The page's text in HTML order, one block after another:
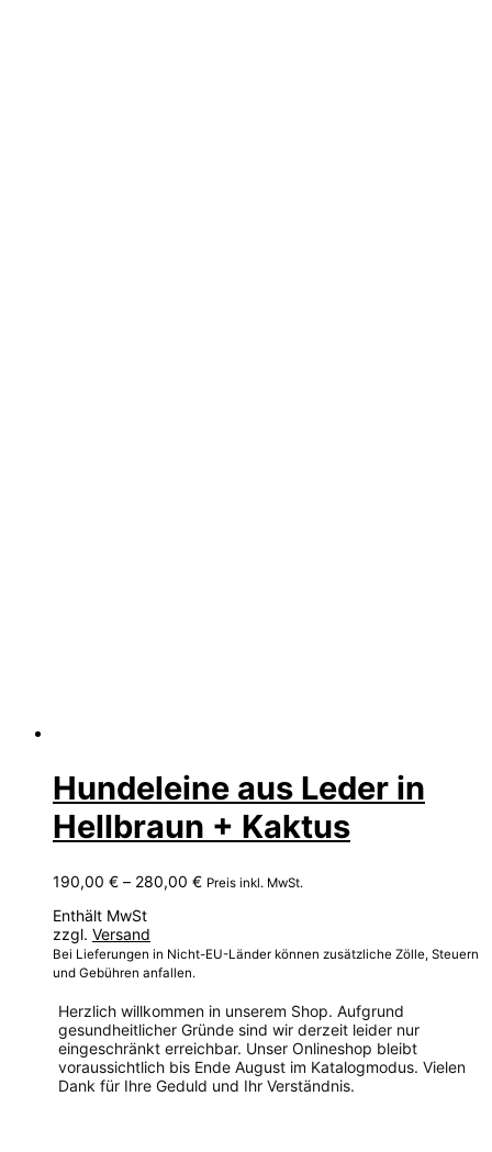
Hundeleine aus Leder in
Hellbraun + Kaktus
190,00 € – 280,00 €Preisspanne:
Preis inkl. MwSt.
Enthält MwSt
zzgl. Versand
Bei Lieferungen in Nicht-EU-Länder können zusätzliche Zölle, Steuern
und Gebühren anfallen.
Herzlich willkommen in unserem Shop. Aufgrund
gesundheitlicher Gründe sind wir derzeit leider nur
eingeschränkt erreichbar. Unser Onlineshop bleibt
voraussichtlich bis Ende August im Katalogmodus. Vielen
Dank für Ihre Geduld und Ihr Verständnis.